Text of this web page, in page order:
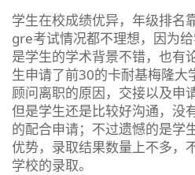
学生在校成绩优异，年级排名
gre考试情况都不理想，因为
是学生的学术背景不错，也有
生申请了前30的卡耐基梅隆大
顾问离职的原因，交接以及申
但是学生还是比较好沟通，没
的配合申请；不过遗憾的是学
优势，录取结果数量上不多，
学校的录取。